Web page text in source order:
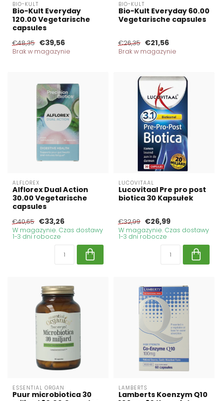
BIO-KULT
Bio-Kult Everyday
120.00 Vegetarische
capsules
€48,35 €39,56
Brak w magazynie
BIO-KULT
Bio-Kult Everyday 60.00
Vegetarische capsules
€26,35 €21,56
Brak w magazynie
ALFLOREX
Alflorex Dual Action
30.00 Vegetarische
capsules
€40,65 €33,26
W magazynie. Czas dostawy
1-3 dni robocze
LUCOVITAAL
Lucovitaal Pre pro post
biotica 30 Kapsułek
€32,99 €26,99
W magazynie. Czas dostawy
1-3 dni robocze
ESSENTIAL ORGAN
Puur microbiotica 30
LAMBERTS
Lamberts Koenzym Q10